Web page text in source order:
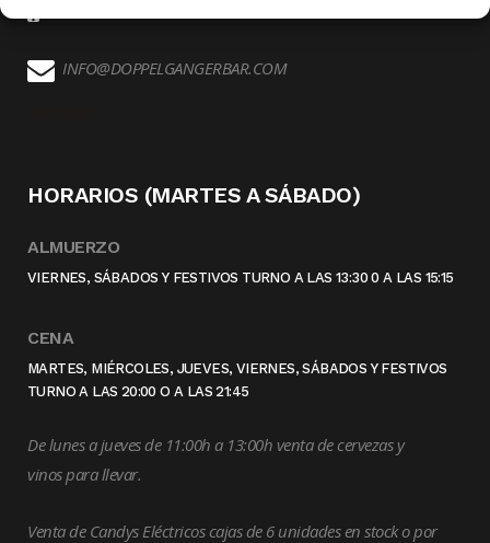
INFO@DOPPELGANGERBAR.COM
HORARIOS (MARTES A SÁBADO)
ALMUERZO
VIERNES, SÁBADOS Y FESTIVOS TURNO A LAS 13:30 0 A LAS 15:15
CENA
MARTES, MIÉRCOLES, JUEVES, VIERNES, SÁBADOS Y FESTIVOS
TURNO A LAS 20:00 O A LAS 21:45
De lunes a jueves de 11:00h a 13:00h venta de cervezas y
vinos para llevar.
Venta de Candys Eléctricos cajas de 6 unidades en stock o por